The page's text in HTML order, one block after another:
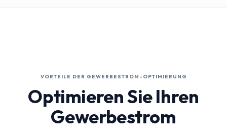
VORTEILE DER GEWERBESTROM-OPTIMIERUNG
Optimieren Sie Ihren
Gewerbestrom